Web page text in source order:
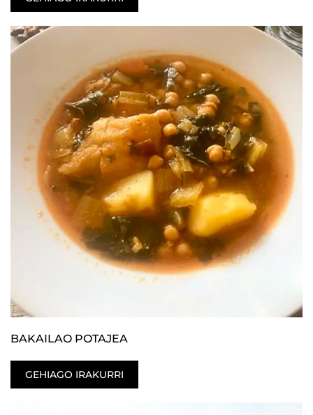
BAKAILAO POTAJEA
GEHIAGO IRAKURRI